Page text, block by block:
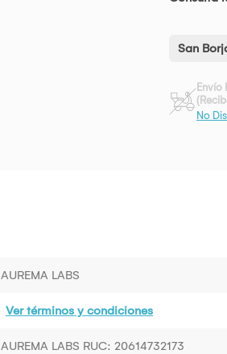
San
Envío
No
AUREMA LABS
Ver términos y condiciones
AUREMA LABS RUC: 20614732173